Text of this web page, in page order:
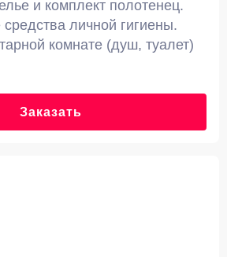
и комплект полотенец.
личной гигиены.
комнате (душ, туалет)
Заказать